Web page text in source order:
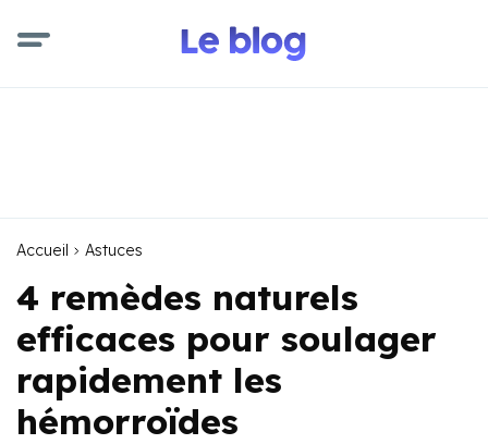
Accueil Astuces
4 remèdes naturels
efficaces pour soulager
rapidement les
hémorroïdes